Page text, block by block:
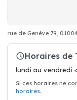
rue de Genève 79,
Horaires de
lundi au vendredi
Si ces horaires ne
horaires.